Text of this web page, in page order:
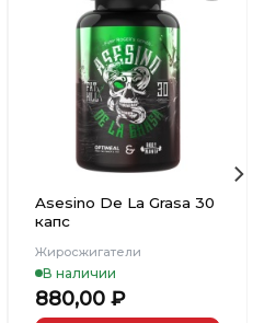
Добавить
Вишлист
Asesino De La Grasa 30
капс
Жиросжигатели
В наличии
880,00 ₽